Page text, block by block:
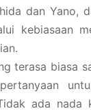
dan Yano,
kebiasaan
terasa biasa
ada nada